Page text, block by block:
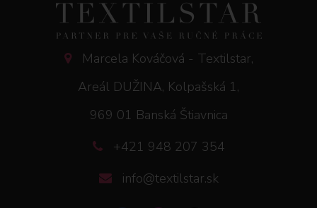
Marcela Kováčová - Textilstar,
Areál DUŽINA, Kolpašská 1,
969 01 Banská Štiavnica
+421 948 207 354
info@textilstar.sk